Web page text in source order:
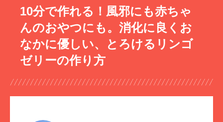
10分で作れる！風邪にも赤ちゃ
んのおやつにも。消化に良くお
なかに優しい、とろけるリンゴ
ゼリーの作り方